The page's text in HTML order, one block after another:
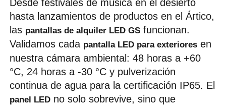
Desde festivales de música en el desierto
hasta lanzamientos de productos en el Ártico,
las pantallas de alquiler LED GS funcionan.
Validamos cada pantalla LED para exteriores en
nuestra cámara ambiental: 48 horas a +60
°C, 24 horas a -30 °C y pulverización
panel LED no solo sobrevive, sino que